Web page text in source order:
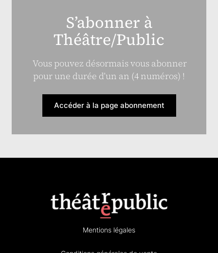
S’abonner à
Théâtre/Public
Vous pouvez désormais vous abonner
pour une durée d’un an (4 numéros) !
Accéder à la page abonnement
Mentions légales